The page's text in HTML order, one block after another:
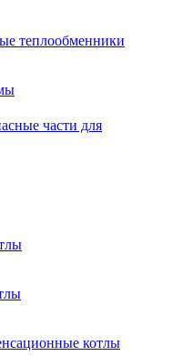
теплообменники
части для
котлы